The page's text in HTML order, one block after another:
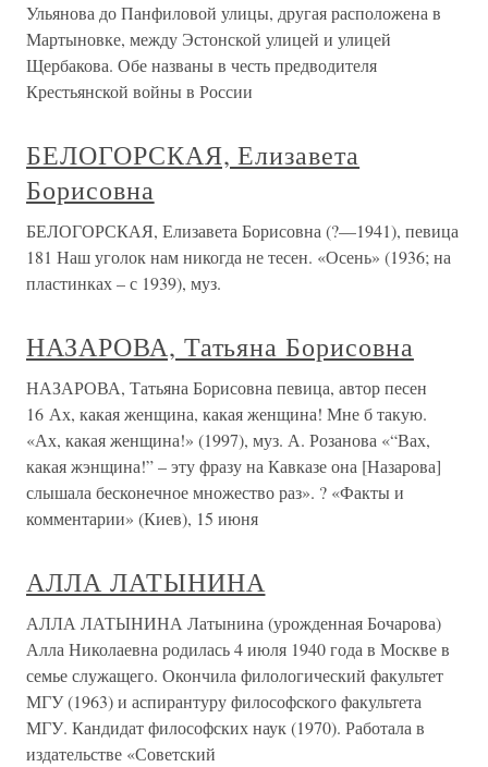
Ульянова до Панфиловой улицы, другая расположена в
Мартыновке, между Эстонской улицей и улицей
Щербакова. Обе названы в честь предводителя
Крестьянской войны в России
БЕЛОГОРСКАЯ, Елизавета
Борисовна
БЕЛОГОРСКАЯ, Елизавета Борисовна (?—1941), певица
181 Наш уголок нам никогда не тесен. «Осень» (1936; на
пластинках – с 1939), муз.
НАЗАРОВА, Татьяна Борисовна
НАЗАРОВА, Татьяна Борисовна певица, автор песен
16 Ах, какая женщина, какая женщина! Мне б такую.
«Ах, какая женщина!» (1997), муз. А. Розанова «“Вах,
какая жэнщина!” – эту фразу на Кавказе она [Назарова]
слышала бесконечное множество раз». ? «Факты и
комментарии» (Киев), 15 июня
АЛЛА ЛАТЫНИНА
АЛЛА ЛАТЫНИНА Латынина (урожденная Бочарова)
Алла Николаевна родилась 4 июля 1940 года в Москве в
семье служащего. Окончила филологический факультет
МГУ (1963) и аспирантуру философского факультета
МГУ. Кандидат философских наук (1970). Работала в
издательстве «Советский